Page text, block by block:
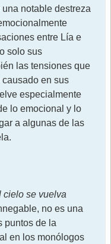
notable destreza
entre Lía e
solo sus
las tensiones que
en sus
especialmente
lo emocional y lo
a algunas de las
cielo se vuelva
no es una
puntos de la
en los monólogos